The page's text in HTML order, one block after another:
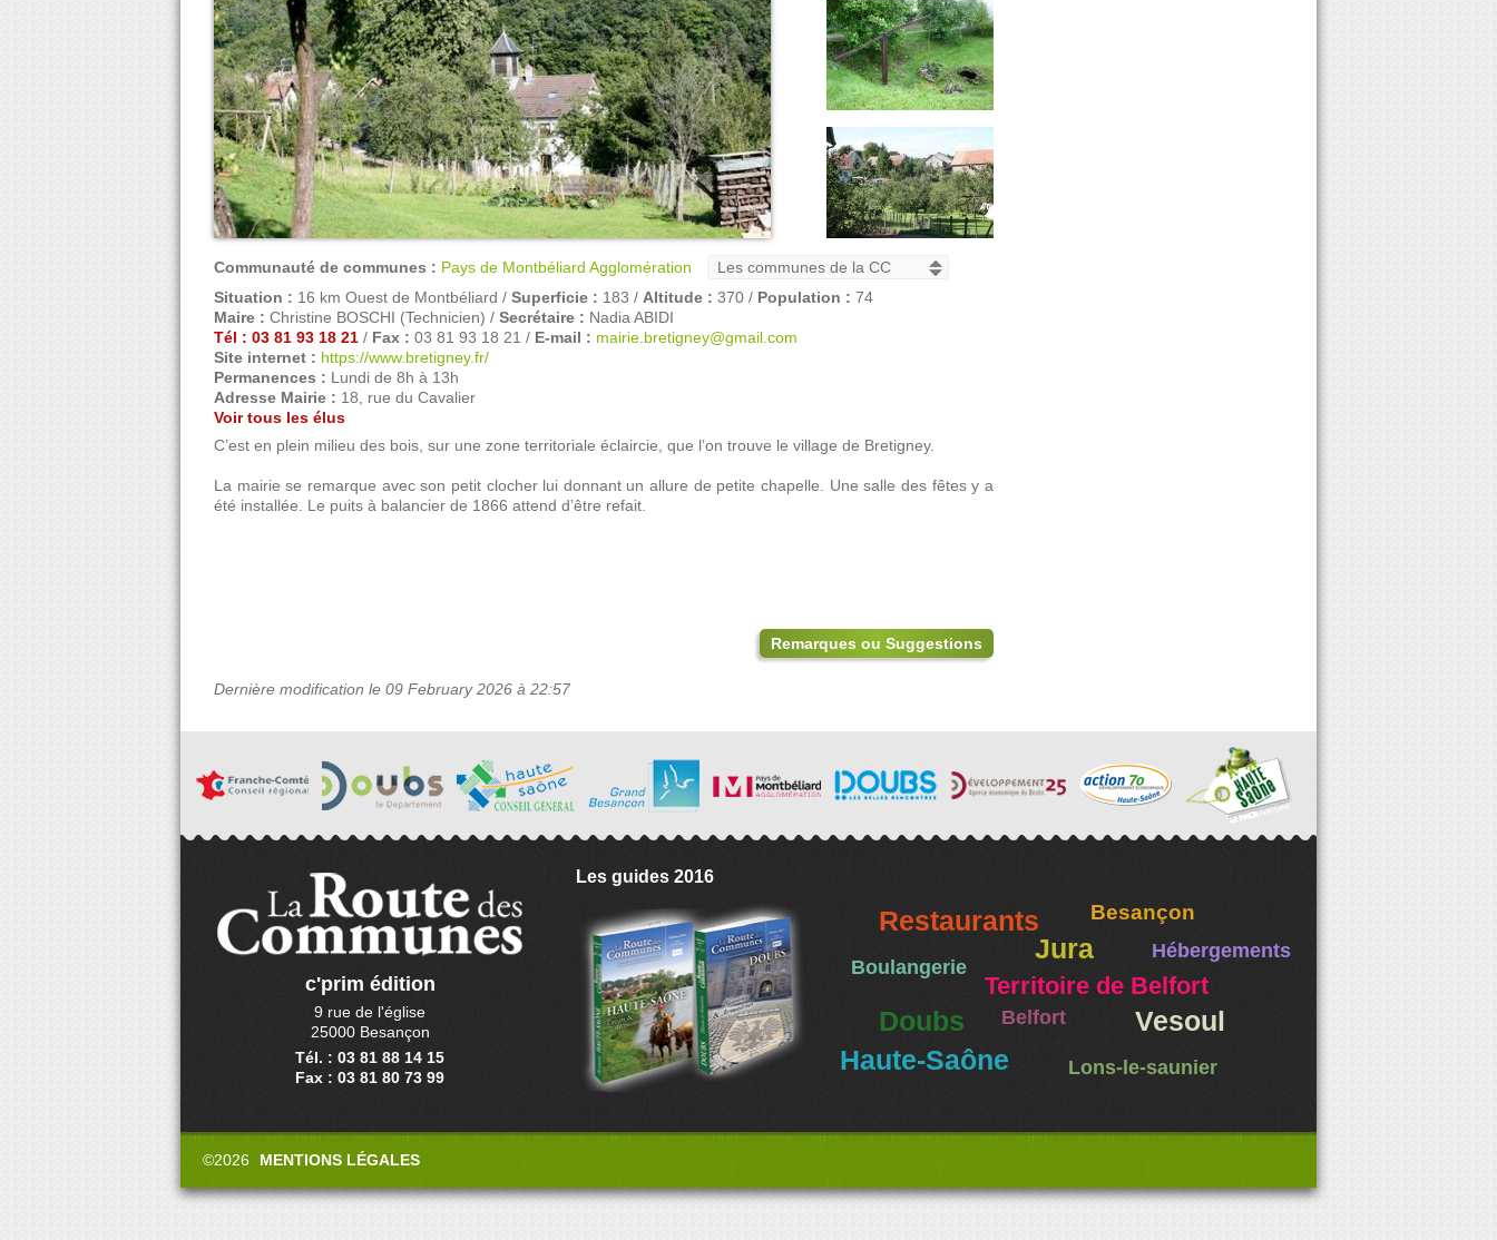
Communauté de communes : Pays de Montbéliard Agglomération
Situation : 16 km Ouest de Montbéliard / Superficie : 183 / Altitude : 370 / Population : 74
Maire : Christine BOSCHI (Technicien) / Secrétaire : Nadia ABIDI
Tél : 03 81 93 18 21 / Fax : 03 81 93 18 21 / E-mail : mairie.bretigney@gmail.com
Site internet : https://www.bretigney.fr/
Permanences : Lundi de 8h à 13h
Adresse Mairie : 18, rue du Cavalier
Voir tous les élus
C’est en plein milieu des bois, sur une zone territoriale éclaircie, que l’on trouve le village de Bretigney.
La mairie se remarque avec son petit clocher lui donnant un allure de petite chapelle. Une salle des fêtes y a
été installée. Le puits à balancier de 1866 attend d’être refait.
Remarques ou Suggestions
Dernière modification le 09 February 2026 à 22:57
c'prim édition
9 rue de l'église
25000 Besançon
Tél. : 03 81 88 14 15
Fax : 03 81 80 73 99
Les guides 2016
Restaurants Besançon
Jura Hébergements
Boulangerie
Territoire de Belfort
Doubs Belfort
Vesoul
Haute-Saône
Lons-le-saunier
©2026 MENTIONS LÉGALES